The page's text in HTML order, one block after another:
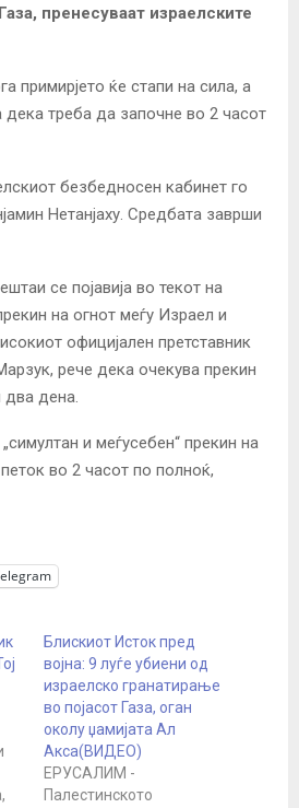
пренесуваат израелските
примирјето ќе стапи на сила, а
дека треба да започне во 2 часот
безбедносен кабинет го
Нетанјаху. Средбата заврши
се појавија во текот на
на огнот меѓу Израел и
официјален претставник
рече дека очекува прекин
дена.
и меѓусебен“ прекин на
во 2 часот по полноќ,
Блискиот Исток пред
војна: 9 луѓе убиени од
израелско гранатирање
во појасот Газа, оган
околу џамијата Ал
Акса(ВИДЕО)
ЕРУСАЛИМ -
Палестинското